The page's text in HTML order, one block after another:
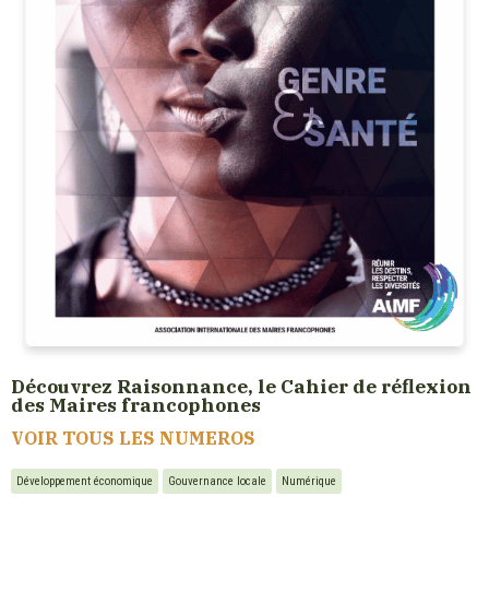
Découvrez Raisonnance, le Cahier de réflexion
des Maires francophones
VOIR TOUS LES NUMEROS
Développement économique Gouvernance locale Numérique